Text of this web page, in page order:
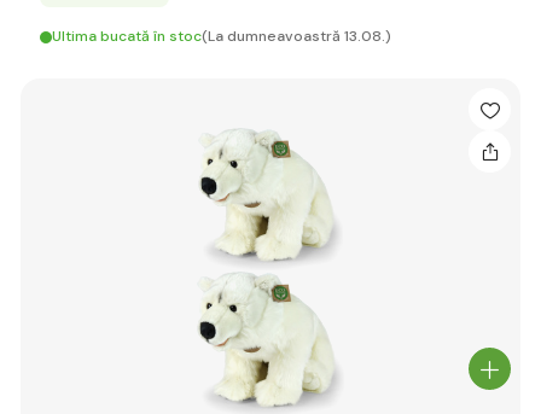
Ultima bucată în stoc(La dumneavoastră 13.08.)